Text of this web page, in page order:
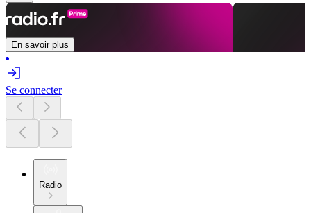
En savoir plus
Se connecter
Radio